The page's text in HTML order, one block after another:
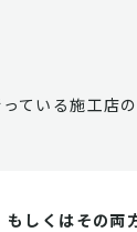
ている施工店
しくはその両